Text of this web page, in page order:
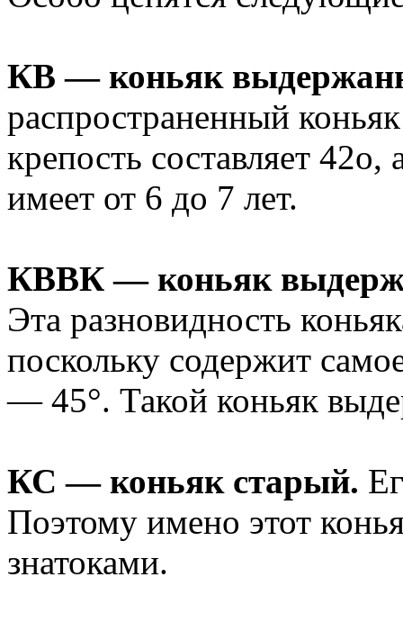
КВ — коньяк
распространенный
крепость составляет
имеет от 6 до 7 лет.
КВВК — коньяк
Эта разновидность
поскольку содержит
— 45°. Такой коньяк
КС — коньяк старый.
Поэтому имено этот
знатоками.